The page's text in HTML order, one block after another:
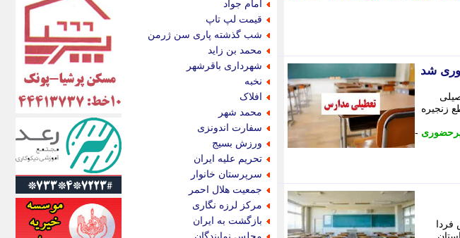
زنجیره
-
فردا
امام جواد
قیمت لپ تاپ
شب گذشته پاری سن ژرمن
محمد بن زاید
شهرداری باقرشهر
نخبه
افلاک
محمد شهر
سفارت اندونزی
ورزش بسیج
تحریم علیه ایران
سرپرستان خانوار
جمعیت هلال احمر
مرکز لرزه نگاری
بازگشت به ایران
انرژی پرس
ای استخدام
ایتنا
ایراف
ایران آرت
ایران آنلاین
ایران زندگی
ایران فوری
ایرانی روز
ایرانیتال
ایرنا
ایسکانیوز
ایسنا
ایکنا
ایلنا